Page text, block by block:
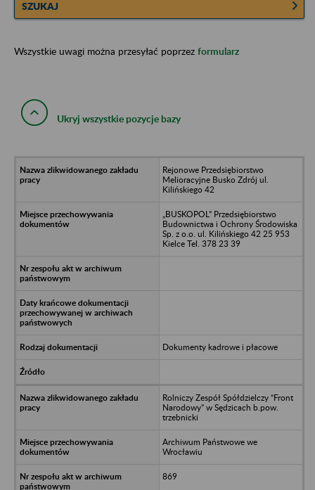
SZUKAJ
Wszystkie uwagi można przesyłać poprzez formularz
Ukryj wszystkie pozycje bazy
Rejonowe Przedsiębiorstwo
Melioracyjne Busko Zdrój ul.
Kilińskiego 42
„BUSKOPOL” Przedsiębiorstwo
Budownictwa i Ochrony Środowiska
Sp. z o.o. ul. Kilińskiego 42 25 953
Kielce Tel. 378 23 39
Dokumenty kadrowe i płacowe
Rolniczy Zespół Spółdzielczy “Front
Narodowy” w Sędzicach b.pow.
trzebnicki
Archiwum Państwowe we
Wrocławiu
869